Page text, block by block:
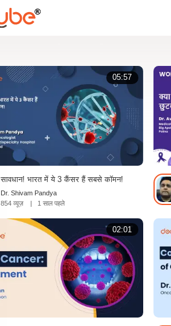
05:57
सावधान! भारत में ये 3 कैंसर हैं सबसे कॉमन!
Dr. Shivam Pandya
854 व्यूज़
| 1 साल पहले
02:01